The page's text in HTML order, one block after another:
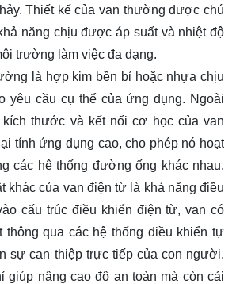
Thiết kế của van thường được chú
năng chịu được áp suất và nhiệt độ
trường làm việc đa dạng.
là hợp kim bền bỉ hoặc nhựa chịu
yêu cầu cụ thể của ứng dụng. Ngoài
thước và kết nối cơ học của van
tính ứng dụng cao, cho phép nó hoạt
các hệ thống đường ống khác nhau.
khác của van điện từ là khả năng điều
cấu trúc điều khiển điện từ, van có
thông qua các hệ thống điều khiển tự
sự can thiệp trực tiếp của con người.
giúp nâng cao độ an toàn mà còn cải